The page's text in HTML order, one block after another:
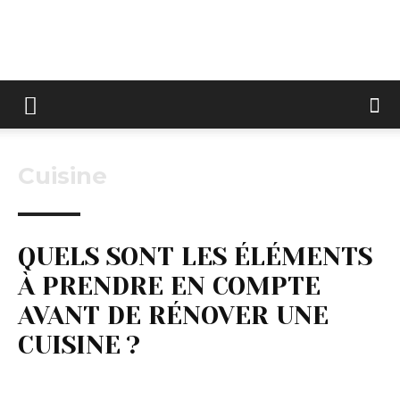
Keltravo
Cuisine
QUELS SONT LES ÉLÉMENTS
À PRENDRE EN COMPTE
AVANT DE RÉNOVER UNE
CUISINE ?